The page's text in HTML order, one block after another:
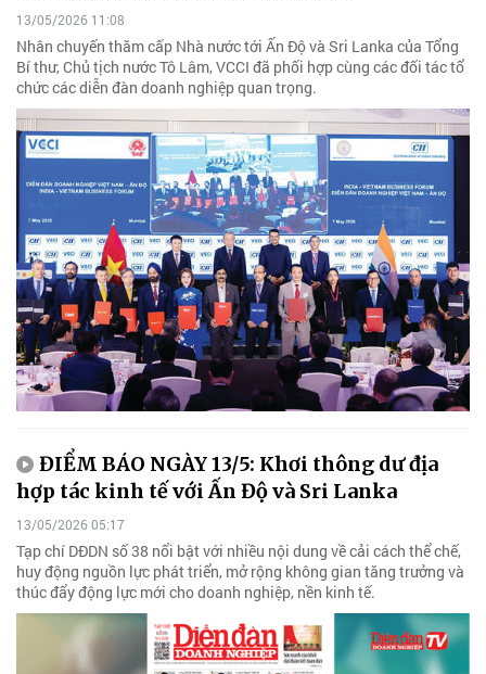
13/05/2026 11:08
Nhân chuyến thăm cấp Nhà nước tới Ấn Độ và Sri Lanka của Tổng
Bí thư, Chủ tịch nước Tô Lâm, VCCI đã phối hợp cùng các đối tác tổ
chức các diễn đàn doanh nghiệp quan trọng.
ĐIỂM BÁO NGÀY 13/5: Khơi thông dư địa
hợp tác kinh tế với Ấn Độ và Sri Lanka
13/05/2026 05:17
Tạp chí DĐDN số 38 nổi bật với nhiều nội dung về cải cách thể chế,
huy động nguồn lực phát triển, mở rộng không gian tăng trưởng và
thúc đẩy động lực mới cho doanh nghiệp, nền kinh tế.